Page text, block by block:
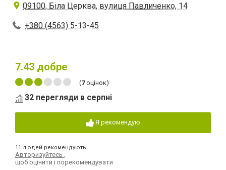
09100, Біла Церква, вулиця Павличенко, 14
+380 (4563) 5-13-45
7.43 добре
(7оцінок)
32 перегляди в серпні
Я рекомендую
11 людей рекомендують
Авторизуйтесь
щоб оцінити і порекомендувати